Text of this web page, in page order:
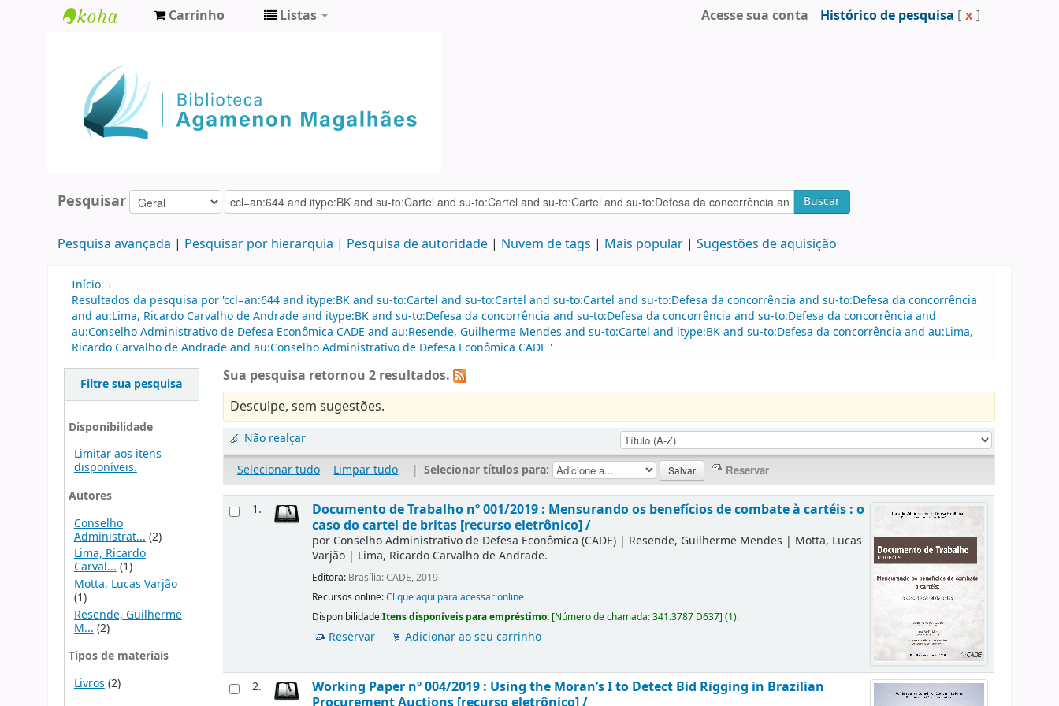
Agamenon
Magalhães
Carrinho Listas Acesse sua conta Histórico de pesquisa [ x ]
Pesquisar Buscar
Pesquisa avançada Pesquisar por hierarquia Pesquisa de autoridade Nuvem de tags Mais popular Sugestões de aquisição
Início ›
Resultados da pesquisa por 'ccl=an:644 and itype:BK and su-to:Cartel and su-to:Cartel and su-to:Cartel and su-to:Defesa da concorrência and su-to:Defesa da concorrência
and au:Lima, Ricardo Carvalho de Andrade and itype:BK and su-to:Defesa da concorrência and su-to:Defesa da concorrência and su-to:Defesa da concorrência and
au:Conselho Administrativo de Defesa Econômica CADE and au:Resende, Guilherme Mendes and su-to:Cartel and itype:BK and su-to:Defesa da concorrência and au:Lima,
Ricardo Carvalho de Andrade and au:Conselho Administrativo de Defesa Econômica CADE '
Filtre sua pesquisa
Disponibilidade
Limitar aos itens
disponíveis.
Autores
Conselho
Administrat... (2)
Lima, Ricardo
Carval...(1)
Motta, Lucas Varjão
(1)
Resende, Guilherme
M... (2)
Tipos de materiais
Livros (2)
Sua pesquisa retornou 2 resultados.
Desculpe, sem sugestões.
Não realçar
Selecionar tudo
Limpar tudo | Selecionar títulos para:
1.
Documento de Trabalho nº 001/2019 : Mensurando os benefícios de combate à cartéis : o
caso do cartel de britas [recurso eletrônico] /
por Conselho Administrativo de Defesa Econômica (CADE) | Resende, Guilherme Mendes | Motta, Lucas
Varjão | Lima, Ricardo Carvalho de Andrade.
Editora: Brasília: CADE, 2019
Recursos online:Clique aqui para acessar online
Disponibilidade:Itens disponíveis para empréstimo: [Número de chamada:341.3787 D637](1).
Reservar Adicionar ao seu carrinho
2.
Working Paper nº 004/2019 : Using the Moran’s I to Detect Bid Rigging in Brazilian